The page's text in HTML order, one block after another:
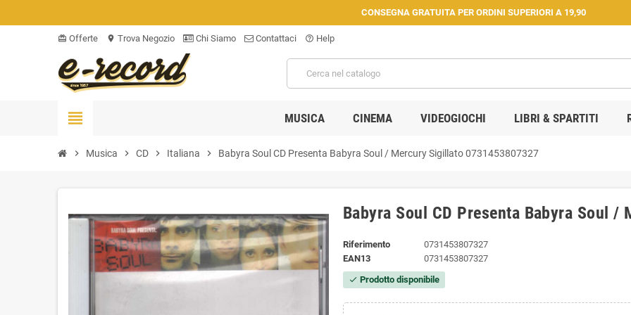
CONSEGNA GRATUITA PER ORDINI SUPERIORI A 19,90
card_giftcard Offerte location_on Trova Negozio Chi Siamo Contattaci help_outline Help
view_headline MUSICA CINEMA VIDEOGIOCHI LIBRI & SPARTITI
chevron_right Musica chevron_right CD chevron_right Italiana chevron_right Babyra Soul CD Presenta Babyra Soul / Mercury Sigillato 0731453807327
Babyra Soul CD Presenta Babyra Soul
Riferimento
0731453807327
EAN13
0731453807327
check Prodotto disponibile